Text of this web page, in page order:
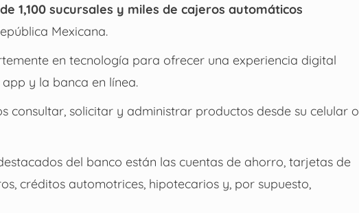
1,100 sucursales y miles de cajeros automáticos
Mexicana.
en tecnología para ofrecer una experiencia digital
y la banca en línea.
consultar, solicitar y administrar productos desde su celular o
del banco están las cuentas de ahorro, tarjetas de
créditos automotrices, hipotecarios y, por supuesto,